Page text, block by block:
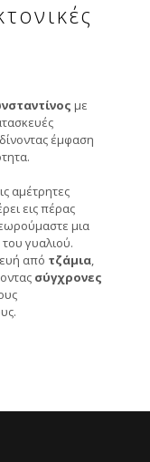
με
έμφαση
αμέτρητες
εις πέρας
μια
γυαλιού.
από τζάμια,
σύγχρονες